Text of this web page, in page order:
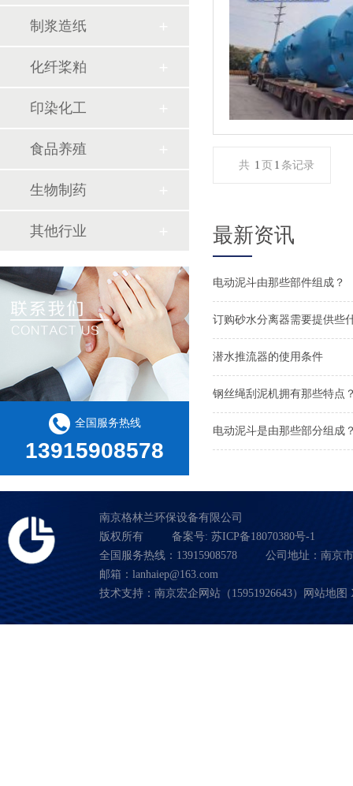
制浆造纸
化纤桨粕
印染化工
食品养殖
生物制药
其他行业
全国服务热线
13915908578
共 1 页 1 条记录
最新资讯
电动泥斗由那些部件组成？
订购砂水分离器需要提供些
潜水推流器的使用条件
钢丝绳刮泥机拥有那些特点
电动泥斗是由那些部分组成
南京格林兰环保设备有限公司
版权所有
备案号: 苏ICP备18070380号-1
全国服务热线：13915908578
公司地址：南京
邮箱：lanhaiep@163.com
技术支持：南京宏企网站（15951926643）
网站地图